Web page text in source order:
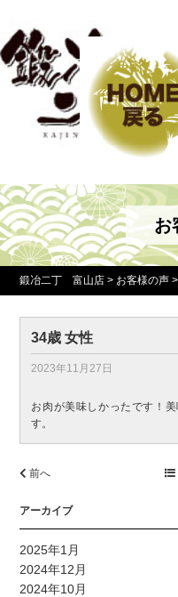
お
鍛冶二丁 富山店 > お客様の声
34歳 女性
2023年11月27日
お肉が美味しかったです！
す。
前へ
アーカイブ
2025年1月
2024年12月
2024年10月